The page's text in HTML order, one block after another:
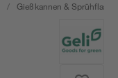
/ Gießkannen &